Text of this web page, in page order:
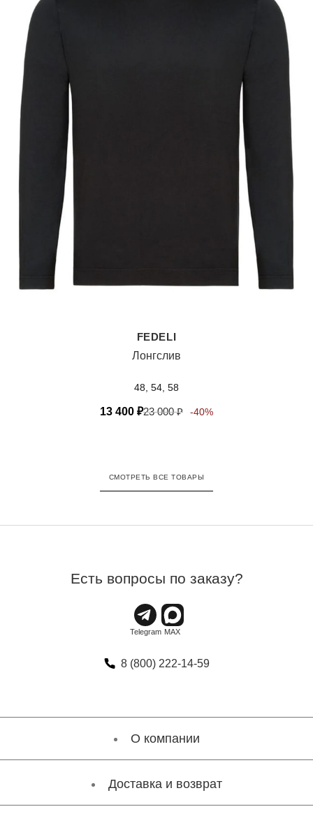
FEDELI
Лонгслив
48, 54, 58
13 400 ₽23 000₽ -40%
СМОТРЕТЬ ВСЕ ТОВАРЫ
Есть вопросы по заказу?
8 (800) 222-14-59
О компании
Доставка и возврат